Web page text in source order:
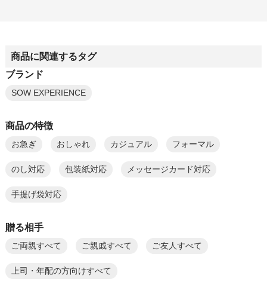
商品に関連するタグ
ブランド
SOW EXPERIENCE
商品の特徴
お急ぎ おしゃれ カジュアル フォーマル
のし対応 包装紙対応 メッセージカード対応
手提げ袋対応
贈る相手
ご両親すべて ご親戚すべて ご友人すべて
上司・年配の方向けすべて